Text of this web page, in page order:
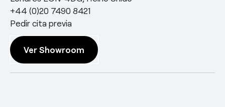
+44 (0)20 7490 8421
Pedir cita previa
Ver Showroom